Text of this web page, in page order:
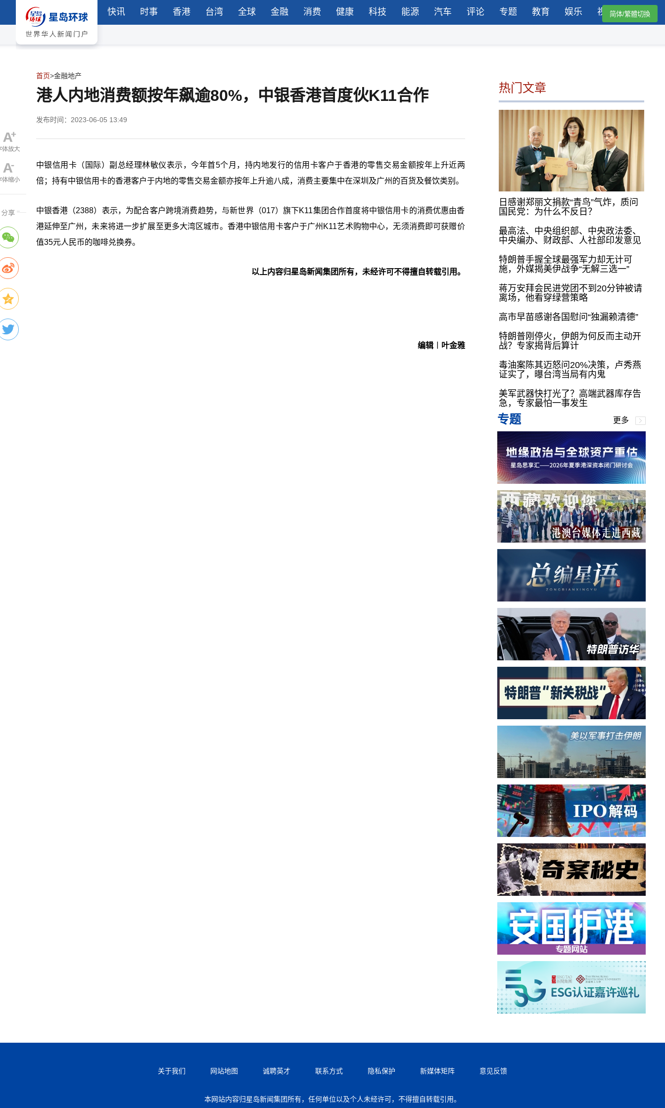
快讯 时事 香港 台湾 全球 金融 消费 健康 科技 能源 汽车 评论 专题 教育 娱乐 视频简体/繁體切換
首页>金融地产
港人内地消费额按年飙逾80%，中银香港首度伙K11合作
发布时间：2023-06-05 13:49
中银信用卡（国际）副总经理林敏仪表示，今年首5个月，持内地发行的信用卡客户于香港的零售交易金额按年上升近两
倍；持有中银信用卡的香港客户于内地的零售交易金额亦按年上升逾八成，消费主要集中在深圳及广州的百货及餐饮类别。
中银香港（2388）表示，为配合客户跨境消费趋势，与新世界（017）旗下K11集团合作首度将中银信用卡的消费优惠由香
港延伸至广州，未来将进一步扩展至更多大湾区城市。香港中银信用卡客户于广州K11艺术购物中心，无须消费即可获赠价
值35元人民币的咖啡兑换券。
以上内容归星岛新闻集团所有，未经许可不得擅自转载引用。
编辑︱叶金雅
热门文章
日感谢郑丽文捐款“青鸟”气炸，质问
国民党：为什么不反日？
最高法、中央组织部、中央政法委、
中央编办、财政部、人社部印发意见
特朗普手握全球最强军力却无计可
施，外媒揭美伊战争“无解三选一”
蒋万安拜会民进党团不到20分钟被请
离场，他看穿绿营策略
高市早苗感谢各国慰问“独漏赖清德”
特朗普刚停火，伊朗为何反而主动开
战？专家揭背后算计
毒油案陈其迈怒问20%决策，卢秀燕
证实了，曝台湾当局有内鬼
美军武器快打光了？高端武器库存告
急，专家最怕一事发生
专题 更多
关于我们 网站地图 诚聘英才 联系方式 隐私保护 新媒体矩阵 意见反馈
本网站内容归星岛新闻集团所有，任何单位以及个人未经许可，不得擅自转载引用。